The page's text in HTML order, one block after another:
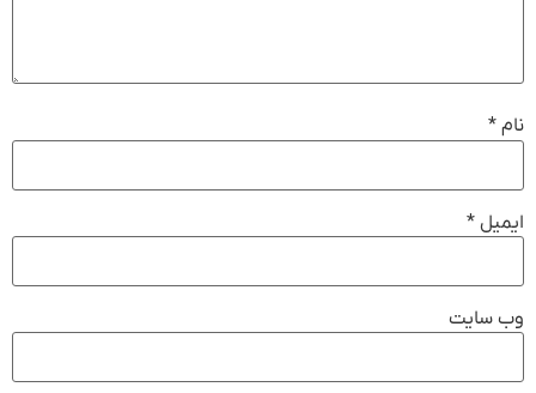
نام *
ایمیل *
وب‌ سایت